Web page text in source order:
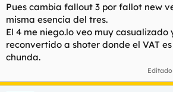
Pues cambia fallout 3 por fallot new
misma esencia del tres.
El 4 me niego.lo veo muy casualizado
reconvertido a shoter donde el VAT
chunda.